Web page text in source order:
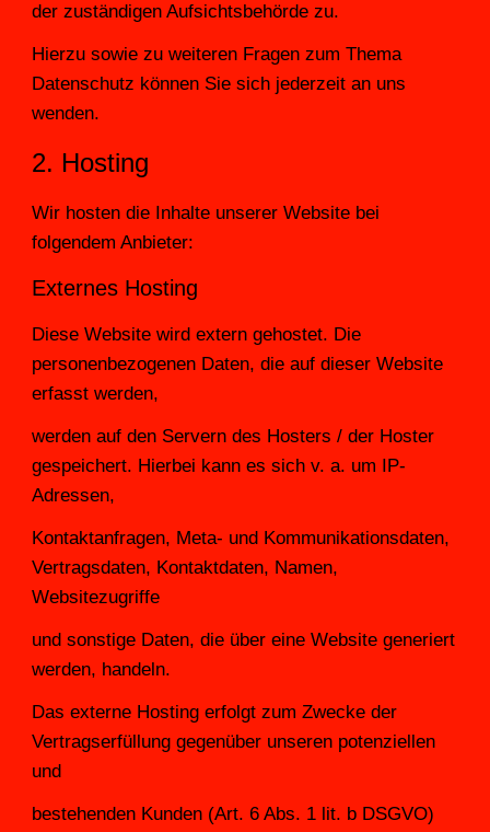
der zuständigen Aufsichtsbehörde zu.
Hierzu sowie zu weiteren Fragen zum Thema
Datenschutz können Sie sich jederzeit an uns
wenden.
2. Hosting
Wir hosten die Inhalte unserer Website bei
folgendem Anbieter:
Externes Hosting
Diese Website wird extern gehostet. Die
personenbezogenen Daten, die auf dieser Website
erfasst werden,
werden auf den Servern des Hosters / der Hoster
gespeichert. Hierbei kann es sich v. a. um IP-
Adressen,
Kontaktanfragen, Meta- und Kommunikationsdaten,
Vertragsdaten, Kontaktdaten, Namen,
Websitezugriffe
und sonstige Daten, die über eine Website generiert
werden, handeln.
Das externe Hosting erfolgt zum Zwecke der
Vertragserfüllung gegenüber unseren potenziellen
und
bestehenden Kunden (Art. 6 Abs. 1 lit. b DSGVO)